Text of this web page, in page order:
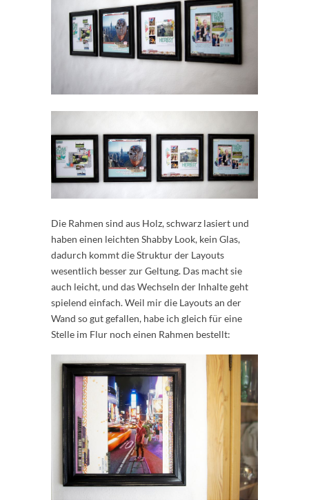
Die Rahmen sind aus Holz, schwarz lasiert und
haben einen leichten Shabby Look, kein Glas,
dadurch kommt die Struktur der Layouts
wesentlich besser zur Geltung. Das macht sie
auch leicht, und das Wechseln der Inhalte geht
spielend einfach. Weil mir die Layouts an der
Wand so gut gefallen, habe ich gleich für eine
Stelle im Flur noch einen Rahmen bestellt: